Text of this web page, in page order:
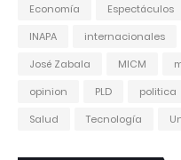
Economía
Espectáculos
INAPA
internacionales
José Zabala
MICM
opinion
PLD politica
Salud
Tecnología